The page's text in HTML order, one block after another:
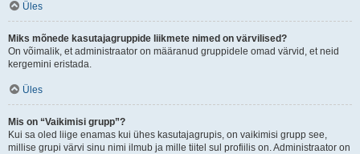
Üles
Miks mõnede kasutajagruppide liikmete nimed on värvilised?
On võimalik, et administraator on määranud gruppidele omad värvid, et neid
kergemini eristada.
Üles
Mis on “Vaikimisi grupp”?
Kui sa oled liige enamas kui ühes kasutajagrupis, on vaikimisi grupp see,
millise grupi värvi sinu nimi ilmub ja mille tiitel sul profiilis on. Administraator on